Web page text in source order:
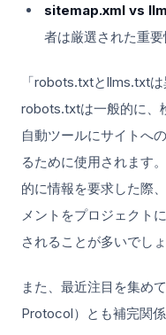
sitemap.xml vs
者は厳選された重要
「robots.txtとllms.txt
robots.txtは一般的に、
自動ツールにサイトへ
るために使用されます
的に情報を要求した際
メントをプロジェクト
されることが多いでし
また、最近注目を集め
Protocol）とも補完関